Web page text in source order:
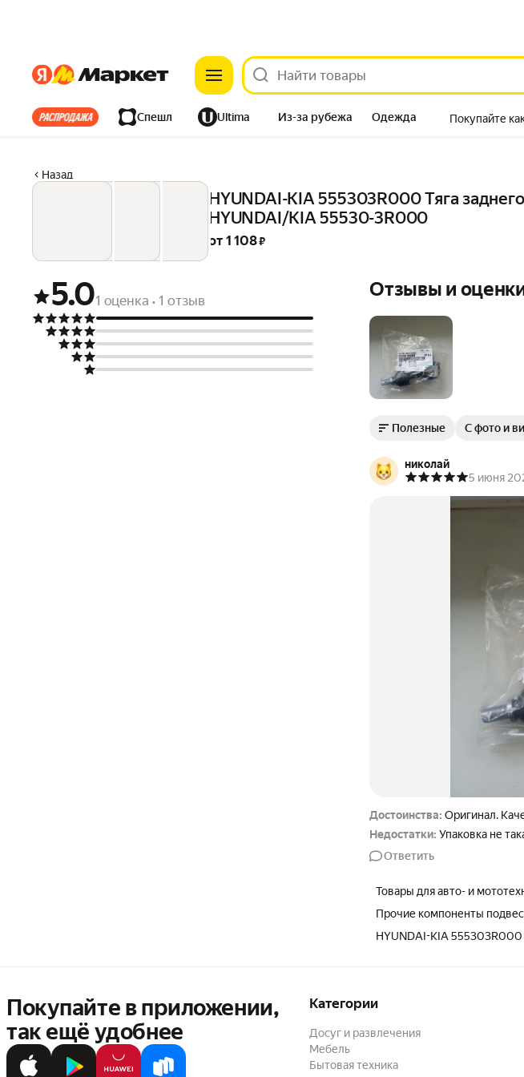
ЯндексЯндекс
Все хиты Спешл Ultima Из-за рубежа Одежда Покупайте
Назад
HYUNDAI-KIA 555303R000 Тяга
HYUNDAI/KIA 55530-3R000
от 1 108 ₽
5.01 оценка • 1 отзыв Отзывы и
Полезные С фото и
николай
5 июня
Достоинства: Оригинал.
Недостатки: Упаковка не
Ответить
Товары для авто- и
Прочие компоненты
HYUNDAI-KIA 555303R000
Покупайте в приложении,
так ещё удобнее
Категории
Досуг и развлечения
Мебель
Бытовая техника